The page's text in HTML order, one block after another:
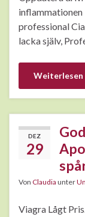
professional
lacka själv,
Weiterlesen
DEZ
29
Von Claudia unter
Viagra Lågt